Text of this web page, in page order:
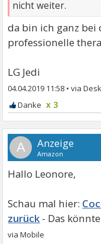
nicht weiter.
da bin ich ganz bei
professionelle
LG Jedi
04.04.2019 11:58 •
x 3
A
Hallo Leonore,
zurück